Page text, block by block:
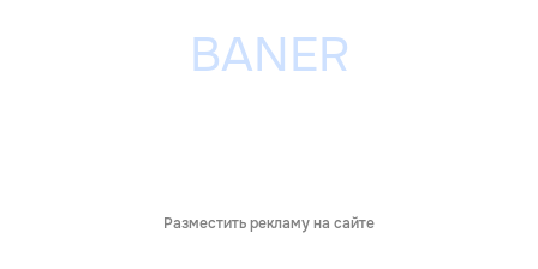
Разместить рекламу на сайте